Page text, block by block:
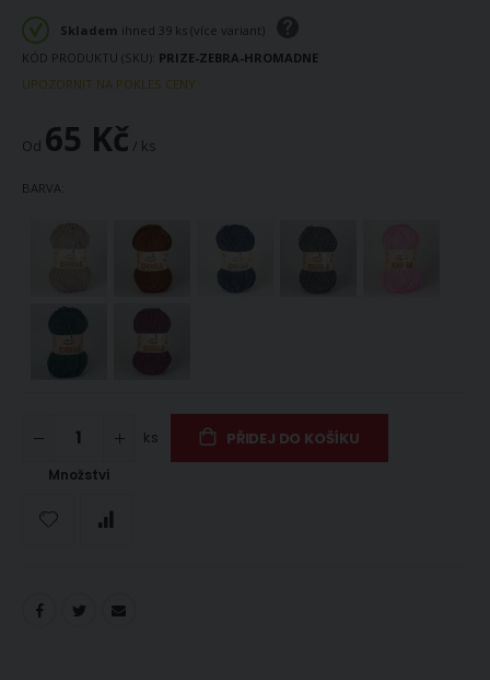
Skladem ihned 39 ks (více variant)
KÓD PRODUKTU (SKU) PRIZE-ZEBRA-HROMADNE
UPOZORNIT NA POKLES CENY
Od 65 Kč / ks
BARVA
Množství
ks PŘIDEJ DO KOŠÍKU